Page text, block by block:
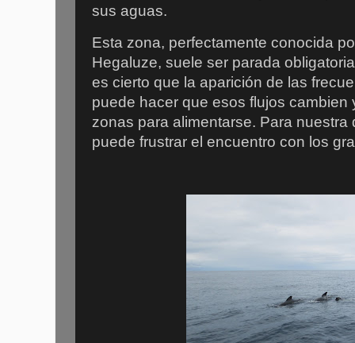
sus aguas.
Esta zona, perfectamente conocida
Hegaluze, suele ser parada
es cierto que la aparición de las
puede hacer que esos flujos cambien
zonas para alimentarse. Para nuestra
puede frustrar el encuentro con los